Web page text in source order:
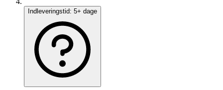
Indleveringstid: 5+ dage